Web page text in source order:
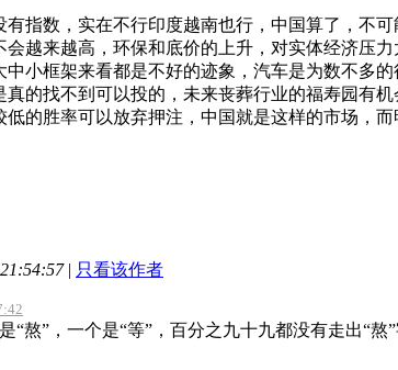
指数，实在不行印度越南也行，中国算了，不
越来越高，环保和底价的上升，对实体经济压
小框架来看都是不好的迹象，汽车是为数不多
真的找不到可以投的，未来丧葬行业的福寿园有
低的胜率可以放弃押注，中国就是这样的市场，
| 只看该作者
“熬”，一个是“等”，百分之九十九都没有走出“熬